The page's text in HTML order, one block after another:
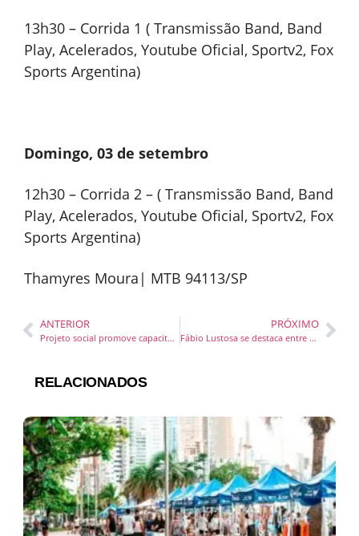
13h30 – Corrida 1 ( Transmissão Band, Band
Play, Acelerados, Youtube Oficial, Sportv2, Fox
Sports Argentina)
Domingo, 03 de setembro
12h30 – Corrida 2 – ( Transmissão Band, Band
Play, Acelerados, Youtube Oficial, Sportv2, Fox
Sports Argentina)
Thamyres Moura| MTB 94113/SP
ANTERIOR
Projeto social promove capacitação em estética para detentas em Joinville
PRÓXIMO
Fábio Lustosa se destaca entre os jurados do Prêmio Effie Awards Brasil 2023
RELACIONADOS